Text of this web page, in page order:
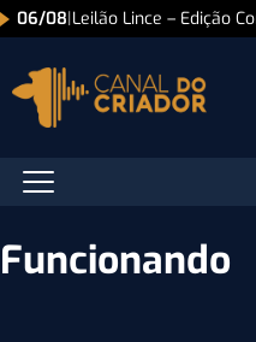
06/08|Leilão Lince – Edição
Funcionando